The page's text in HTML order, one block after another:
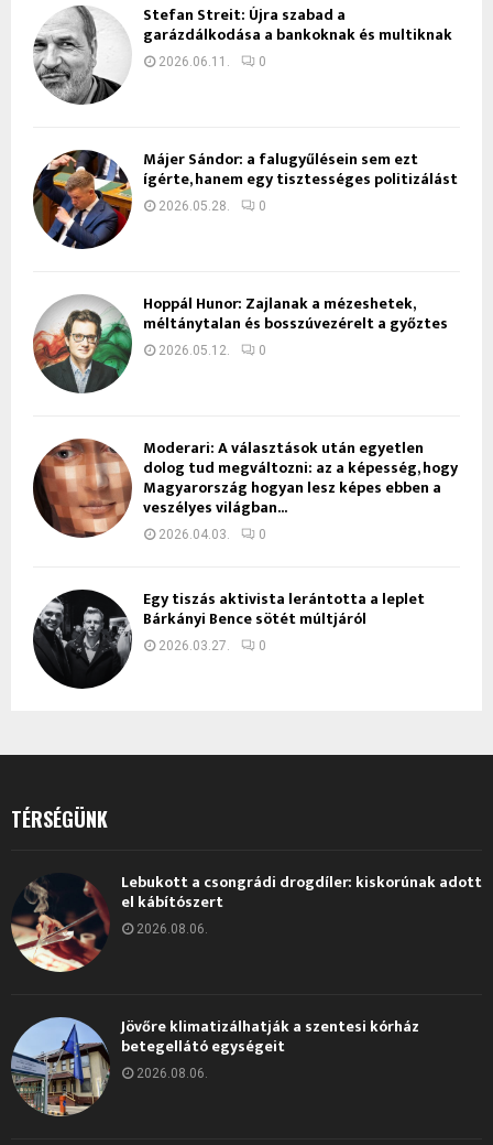
Stefan Streit: Újra szabad a
garázdálkodása a bankoknak és multiknak
2026.06.11. 0
Májer Sándor: a falugyűlésein sem ezt
ígérte, hanem egy tisztességes politizálást
2026.05.28. 0
Hoppál Hunor: Zajlanak a mézeshetek,
méltánytalan és bosszúvezérelt a győztes
2026.05.12. 0
Moderari: A választások után egyetlen
dolog tud megváltozni: az a képesség, hogy
Magyarország hogyan lesz képes ebben a
veszélyes világban...
2026.04.03. 0
Egy tiszás aktivista lerántotta a leplet
Bárkányi Bence sötét múltjáról
2026.03.27. 0
TÉRSÉGÜNK
Lebukott a csongrádi drogdíler: kiskorúnak adott
el kábítószert
2026.08.06.
Jövőre klimatizálhatják a szentesi kórház
betegellátó egységeit
2026.08.06.